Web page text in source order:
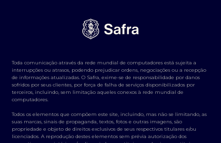
Toda comunicação através da rede mundial de computadores está sujeita a
interrupções ou atrasos, podendo prejudicar ordens, negociações ou a recepção
de informações atualizadas. O Safra, exime-se de responsabilidade por danos
sofridos por seus clientes, por força de falha de serviços disponibilizados por
terceiros, incluindo, sem limitação aqueles conexos à rede mundial de
computadores.
Todos os elementos que compõem este site, incluindo, mas não se limitando, as
suas marcas, sinais de propaganda, textos, fotos e outras imagens, são
propriedade e objeto de direitos exclusivos de seus respectivos titulares e/ou
licenciados. A reprodução destes elementos sem prévia autorização dos